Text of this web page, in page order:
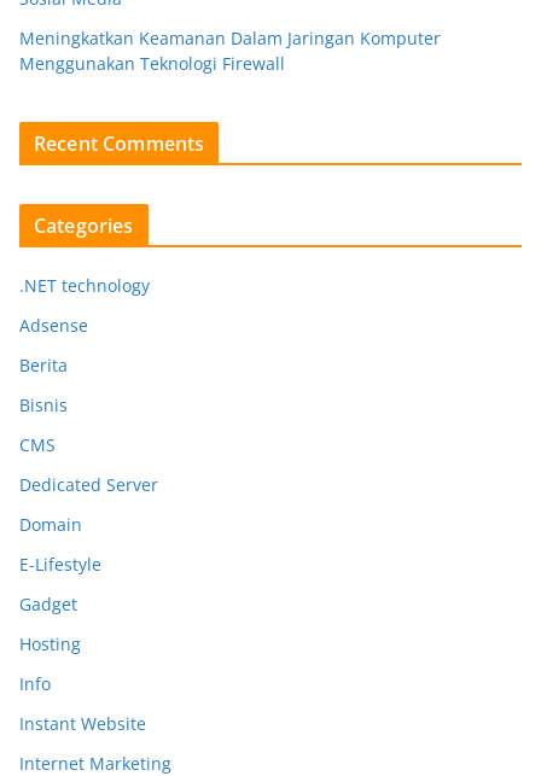
Meningkatkan Keamanan Dalam Jaringan Komputer
Menggunakan Teknologi Firewall
Recent Comments
Categories
.NET technology
Adsense
Berita
Bisnis
CMS
Dedicated Server
Domain
E-Lifestyle
Gadget
Hosting
Info
Instant Website
Internet Marketing